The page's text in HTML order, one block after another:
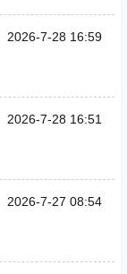
2026-7-28 16:59
2026-7-28 16:51
2026-7-27 08:54